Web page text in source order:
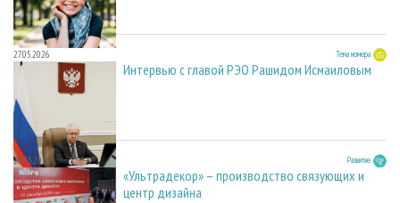
27.05.2026 Тема номера
Интервью с главой РЭО Рашидом Исмаиловым
23.03.2026 Развитие
«Ультрадекор» – производство связующих и
центр дизайна